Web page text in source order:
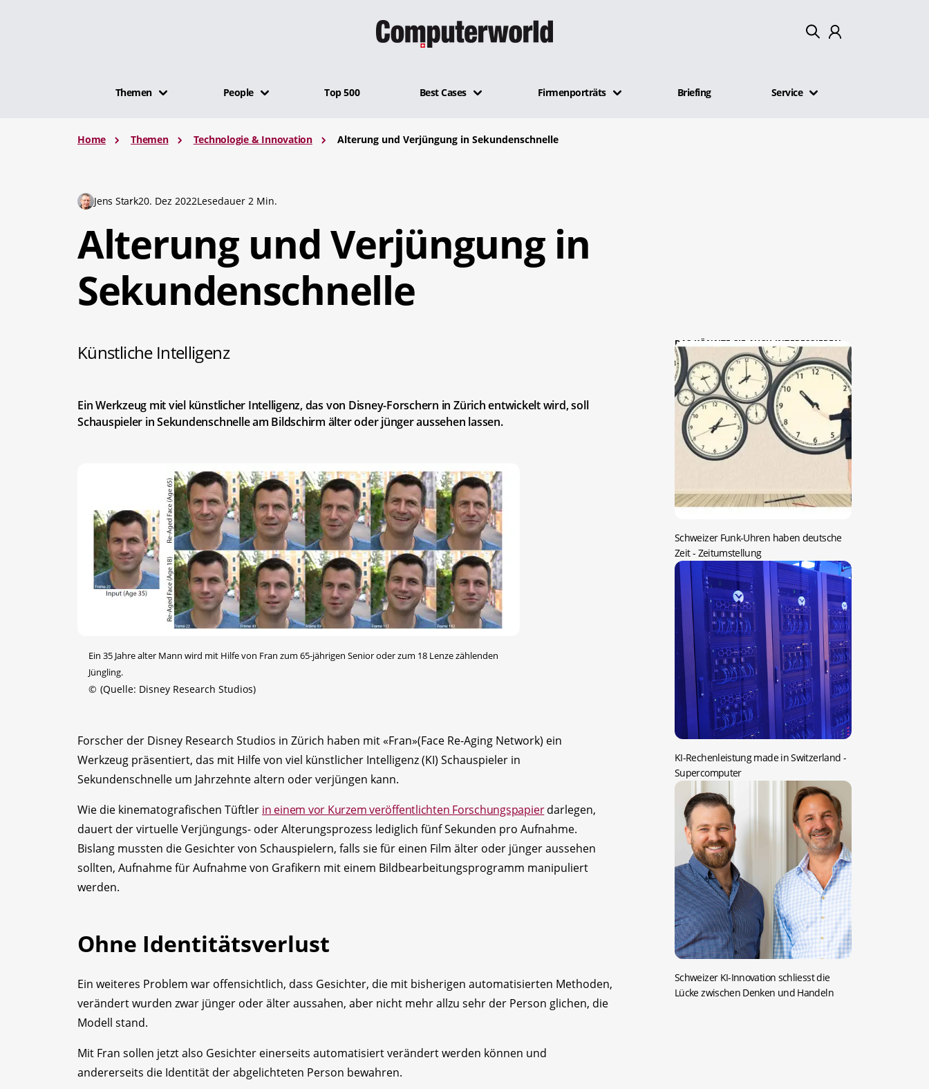
Themen People Top 500 Best Cases Firmenporträts Briefing Service
Home Themen Technologie & Innovation Alterung und Verjüngung in Sekundenschnelle
Jens Stark20. Dez 2022Lesedauer 2 Min.
Alterung und Verjüngung in
Sekundenschnelle
Künstliche Intelligenz
Ein Werkzeug mit viel künstlicher Intelligenz, das von Disney-Forschern in Zürich entwickelt wird, soll
Schauspieler in Sekundenschnelle am Bildschirm älter oder jünger aussehen lassen.
Ein 35 Jahre alter Mann wird mit Hilfe von Fran zum 65-jährigen Senior oder zum 18 Lenze zählenden
Jüngling.
© (Quelle: Disney Research Studios)
Forscher der Disney Research Studios in Zürich haben mit «Fran»(Face Re-Aging Network) ein
Werkzeug präsentiert, das mit Hilfe von viel künstlicher Intelligenz (KI) Schauspieler in
Sekundenschnelle um Jahrzehnte altern oder verjüngen kann.
Wie die kinematografischen Tüftler in einem vor Kurzem veröffentlichten Forschungspapierdarlegen,
dauert der virtuelle Verjüngungs- oder Alterungsprozess lediglich fünf Sekunden pro Aufnahme.
Bislang mussten die Gesichter von Schauspielern, falls sie für einen Film älter oder jünger aussehen
sollten, Aufnahme für Aufnahme von Grafikern mit einem Bildbearbeitungsprogramm manipuliert
werden.
Ohne Identitätsverlust
Ein weiteres Problem war offensichtlich, dass Gesichter, die mit bisherigen automatisierten Methoden,
verändert wurden zwar jünger oder älter aussahen, aber nicht mehr allzu sehr der Person glichen, die
Modell stand.
Mit Fran sollen jetzt also Gesichter einerseits automatisiert verändert werden können und
andererseits die Identität der abgelichteten Person bewahren.
DAS KÖNNTE SIE AUCH INTERESSIEREN:
Schweizer Funk-Uhren haben deutsche
Zeit- Zeitumstellung
KI-Rechenleistung made in Switzerland -
Supercomputer
Schweizer KI-Innovation schliesst die
Lücke zwischen Denken und Handeln